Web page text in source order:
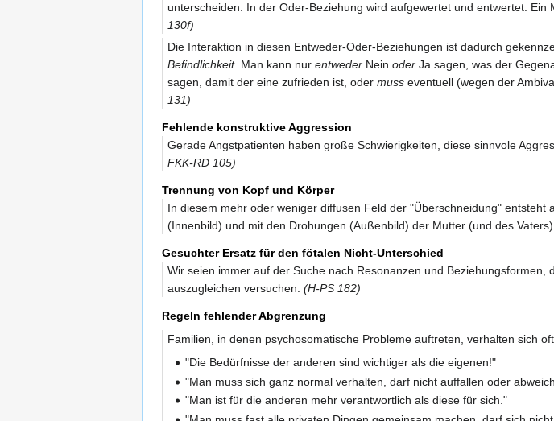
unterscheiden. In der Oder-Beziehung wird aufgewertet und entwertet.
130f)
Die Interaktion in diesen Entweder-Oder-Beziehungen ist dadurch
Befindlichkeit. Man kann nur entweder Nein oder Ja sagen, was der
sagen, damit der eine zufrieden ist, oder muss eventuell (wegen der
131)
Fehlende konstruktive Aggression
Gerade Angstpatienten haben große Schwierigkeiten, diese sinnvole
FKK-RD 105)
Trennung von Kopf und Körper
In diesem mehr oder weniger diffusen Feld der "Überschneidung"
(Innenbild) und mit den Drohungen (Außenbild) der Mutter (und des
Gesuchter Ersatz für den fötalen Nicht-Unterschied
Wir seien immer auf der Suche nach Resonanzen und
auszugleichen versuchen. (H-PS 182)
Regeln fehlender Abgrenzung
Familien, in denen psychosomatische Probleme auftreten, verhalten sich
"Die Bedürfnisse der anderen sind wichtiger als die eigenen!"
"Man muss sich ganz normal verhalten, darf nicht auffallen oder
"Man ist für die anderen mehr verantwortlich als diese für sich."